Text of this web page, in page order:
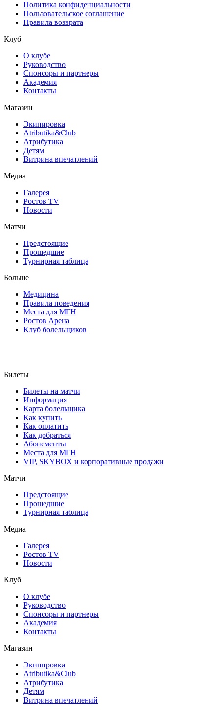
Политика конфиденциальности
Пользовательское соглашение
Правила возврата
Клуб
О клубе
Руководство
Спонсоры и партнеры
Академия
Контакты
Магазин
Экипировка
Atributika&Club
Атрибутика
Детям
Витрина впечатлений
Медиа
Галерея
Ростов TV
Новости
Матчи
Предстоящие
Прошедшие
Турнирная таблица
Больше
Медицина
Правила поведения
Места для МГН
Ростов Арена
Клуб болельщиков
Билеты
Билеты на матчи
Информация
Карта болельщика
Как купить
Как оплатить
Как добраться
Абонементы
Места для МГН
VIP, SKYBOX и корпоративные продажи
Матчи
Предстоящие
Прошедшие
Турнирная таблица
Медиа
Галерея
Ростов TV
Новости
Клуб
О клубе
Руководство
Спонсоры и партнеры
Академия
Контакты
Магазин
Экипировка
Atributika&Club
Атрибутика
Детям
Витрина впечатлений